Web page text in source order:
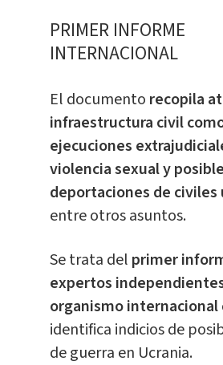
PRIMER INFORME
INTERNACIONAL
El documento recopila
infraestructura civil
ejecuciones
violencia sexual y
deportaciones de civiles
entre otros asuntos.
Se trata del primer
expertos
organismo internacional
identifica indicios de
de guerra en Ucrania.